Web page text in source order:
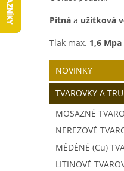
Pitná a užitková
Tlak max. 1,6
P
o
t
Přeskočit
kategorie
NOVINKY
TVAROVKY A
MOSAZNÉ
NEREZOVÉ
MĚDĚNÉ (Cu)
LITINOVÉ